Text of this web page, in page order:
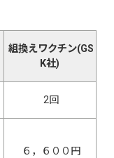
組換えワクチン(GS
K社)
2回
６，６００円